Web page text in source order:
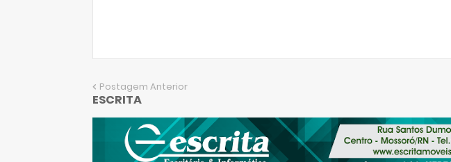
Postagem Anterior
ESCRITA